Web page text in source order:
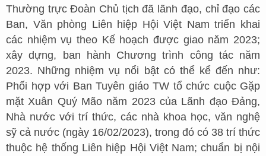
Thường trực Đoàn Chủ tịch đã lãnh đạo, chỉ đạo các
Ban, Văn phòng Liên hiệp Hội Việt Nam triển khai
các nhiệm vụ theo Kế hoạch được giao năm 2023;
xây dựng, ban hành Chương trình công tác năm
2023. Những nhiệm vụ nổi bật có thể kể đến như:
Phối hợp với Ban Tuyên giáo TW tổ chức cuộc Gặp
mặt Xuân Quý Mão năm 2023 của Lãnh đạo Đảng,
Nhà nước với trí thức, các nhà khoa học, văn nghệ
sỹ cả nước (ngày 16/02/2023), trong đó có 38 trí thức
thuộc hệ thống Liên hiệp Hội Việt Nam; chuẩn bị nội